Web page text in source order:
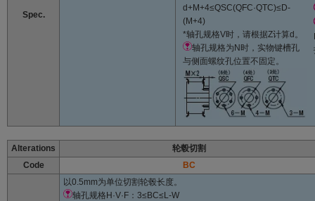
Spec.
d+M+4≤QSC(QFC·QTC)≤D-
(M+4)
*轴孔规格V时，请根据Z计算d。
轴孔规格为N时，实物键槽孔
与侧面螺纹孔位置不固定。
Alterations
轮毂切割
Code
BC
以0.5mm为单位切割轮毂长度。
轴孔规格H·V·F：3≤BC≤L-W